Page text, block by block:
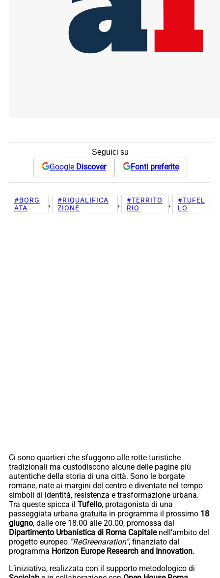
Seguici su
Google Discover Fonti preferite
#BORG
ATA
,
#RIQUALIFICA
ZIONE
,
#TERRITO
RIO
,
#TUFEL
LO
Ci sono quartieri che sfuggono alle rotte turistiche
tradizionali ma custodiscono alcune delle pagine più
autentiche della storia di una città. Sono le borgate
romane, nate ai margini del centro e diventate nel tempo
simboli di identità, resistenza e trasformazione urbana.
Tra queste spicca il Tufello, protagonista di una
passeggiata urbana gratuita in programma il prossimo 18
giugno, dalle ore 18.00 alle 20.00, promossa dal
Dipartimento Urbanistica di Roma Capitalenell’ambito del
progetto europeo “ReGreenaration”, finanziato dal
programma Horizon Europe Research and Innovation.
L’iniziativa, realizzata con il supporto metodologico di